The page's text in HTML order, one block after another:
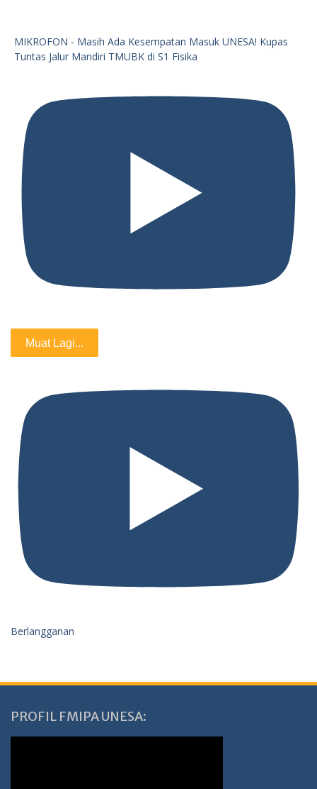
MIKROFON - Masih Ada Kesempatan Masuk UNESA! Kupas
Tuntas Jalur Mandiri TMUBK di S1 Fisika
Muat Lagi...
Berlangganan
PROFIL FMIPA UNESA: